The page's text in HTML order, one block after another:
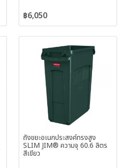
฿6,050
ถังขยะอเนกประสงค์ทรงสูง
SLIM JIM® ความจุ 60.6 ลิตร
สีเขียว